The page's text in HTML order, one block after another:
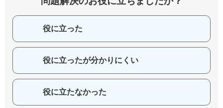
役に立った
役に立ったが分かりにくい
役に立たなかった